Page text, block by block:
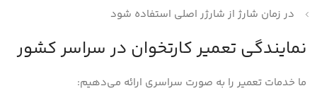
در زمان شارژ از شارژر اصلی استفاده شود
نمایندگی تعمیر کارتخوان در سراسر کشور
ما خدمات تعمیر را به صورت سراسری ارائه می‌دهیم: